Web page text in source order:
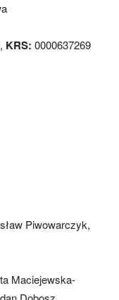
KRS: 0000637269
Piwowarczyk,
Maciejewska-